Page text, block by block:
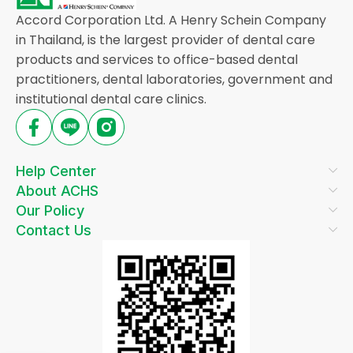
Accord Corporation Ltd. A Henry Schein Company
in Thailand, is the largest provider of dental care
products and services to office-based dental
practitioners, dental laboratories, government and
institutional dental care clinics.
Help Center
About ACHS
Our Policy
Contact Us